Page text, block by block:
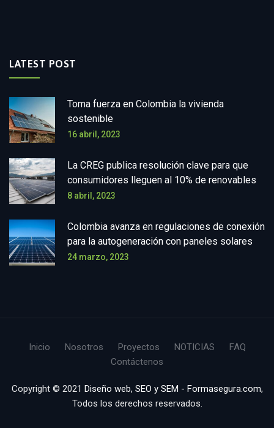
LATEST POST
Toma fuerza en Colombia la vivienda
sostenible
16 abril, 2023
La CREG publica resolución clave para que
consumidores lleguen al 10% de renovables
8 abril, 2023
Colombia avanza en regulaciones de conexión
para la autogeneración con paneles solares
24 marzo, 2023
Inicio Nosotros Proyectos NOTICIAS
FAQ
Contáctenos
Copyright © 2021 Diseño web, SEO y SEM - Formasegura.com,
Todos los derechos reservados.